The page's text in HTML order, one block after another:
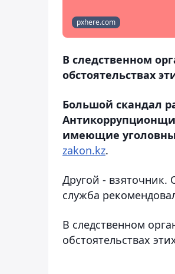
pxhere.com
В следственном
обстоятельствах
Большой скандал
имеющие
zakon.kz.
Другой -
служба
В следственном
обстоятельствах